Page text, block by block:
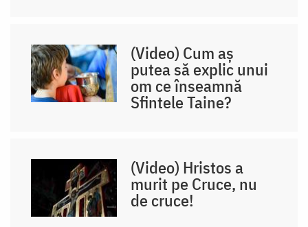
(Video) Cum aș
putea să explic unui
om ce înseamnă
Sfintele Taine?
(Video) Hristos a
murit pe Cruce, nu
de cruce!